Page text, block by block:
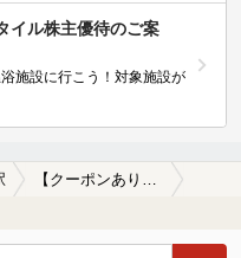
イル株主優待のご案
施設に行こう！対象施設が